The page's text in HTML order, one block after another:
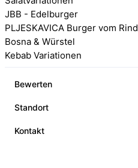
JBB - Edelburger
PLJESKAVICA Burger vom Rind
Bosna & Würstel
Kebab Variationen
Bewerten
Standort
Kontakt
Bier Dose
€ 3,50